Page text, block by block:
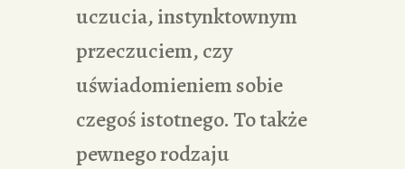
uczucia, instynktownym
przeczuciem, czy
uświadomieniem sobie
czegoś istotnego. To także
pewnego rodzaju